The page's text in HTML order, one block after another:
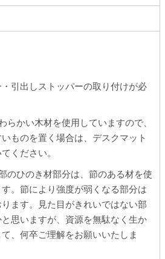
引出しストッパーの取り付けが必
らかい木材を使用していますので、
ものを置く場合は、デスクマット
ください。
のひのき材部分は、節のある材を使
す。節により強度が弱くなる部分は
ます。見た目がきれいではない部
思いますが、資源を無駄なく生か
、何卒ご理解をお願いいたしま